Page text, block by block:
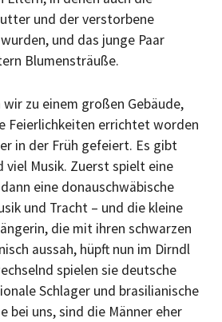
und der verstorbene
und das junge Paar
Blumensträuße.
zu einem großen Gebäude,
Feierlichkeiten errichtet worden
in der Früh gefeiert. Es gibt
viel Musik. Zuerst spielt eine
eine donauschwäbische
und Tracht – und die kleine
die mit ihren schwarzen
aussah, hüpft nun im Dirndl
spielen sie deutsche
Schlager und brasilianische
bei uns, sind die Männer eher